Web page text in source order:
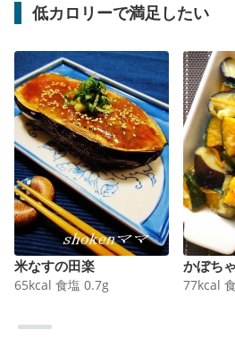
低カロリーで満足したい
米なすの田楽
65kcal 食塩 0.7g
かぼち
77kcal